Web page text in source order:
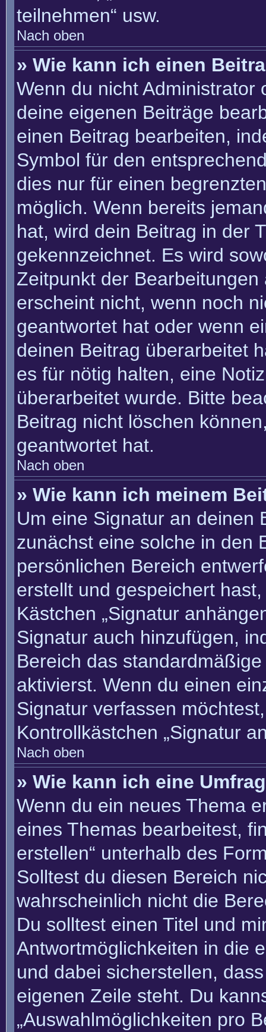
teilnehmen“ usw.
Nach oben
» Wie kann ich einen
Wenn du nicht
deine eigenen Beiträge
einen Beitrag bearbeiten,
Symbol für den
dies nur für einen
möglich. Wenn bereits
hat, wird dein Beitrag in der
gekennzeichnet. Es wird
Zeitpunkt der
erscheint nicht, wenn noch
geantwortet hat oder wenn
deinen Beitrag überarbeitet
es für nötig halten, eine
überarbeitet wurde. Bitte
Beitrag nicht löschen
geantwortet hat.
Nach oben
» Wie kann ich meinem
Um eine Signatur an deinen
zunächst eine solche in den
persönlichen Bereich
erstellt und gespeichert
Kästchen „Signatur
Signatur auch hinzufügen,
Bereich das
aktivierst. Wenn du einen
Signatur verfassen
Kontrollkästchen „Signatur
Nach oben
» Wie kann ich eine
Wenn du ein neues Thema
eines Themas bearbeitest,
erstellen“ unterhalb des
Solltest du diesen Bereich
wahrscheinlich nicht die
Du solltest einen Titel und
Antwortmöglichkeiten in die
und dabei sicherstellen,
eigenen Zeile steht. Du
„Auswahlmöglichkeiten pro